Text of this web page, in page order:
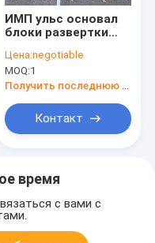
ИМП ульс основал
блоки развертки
долгосрочные
HS650i 3D для
экологического
Цена:negotiable
MOQ:1
Получить последнюю цену
Контакт
время
с вами с